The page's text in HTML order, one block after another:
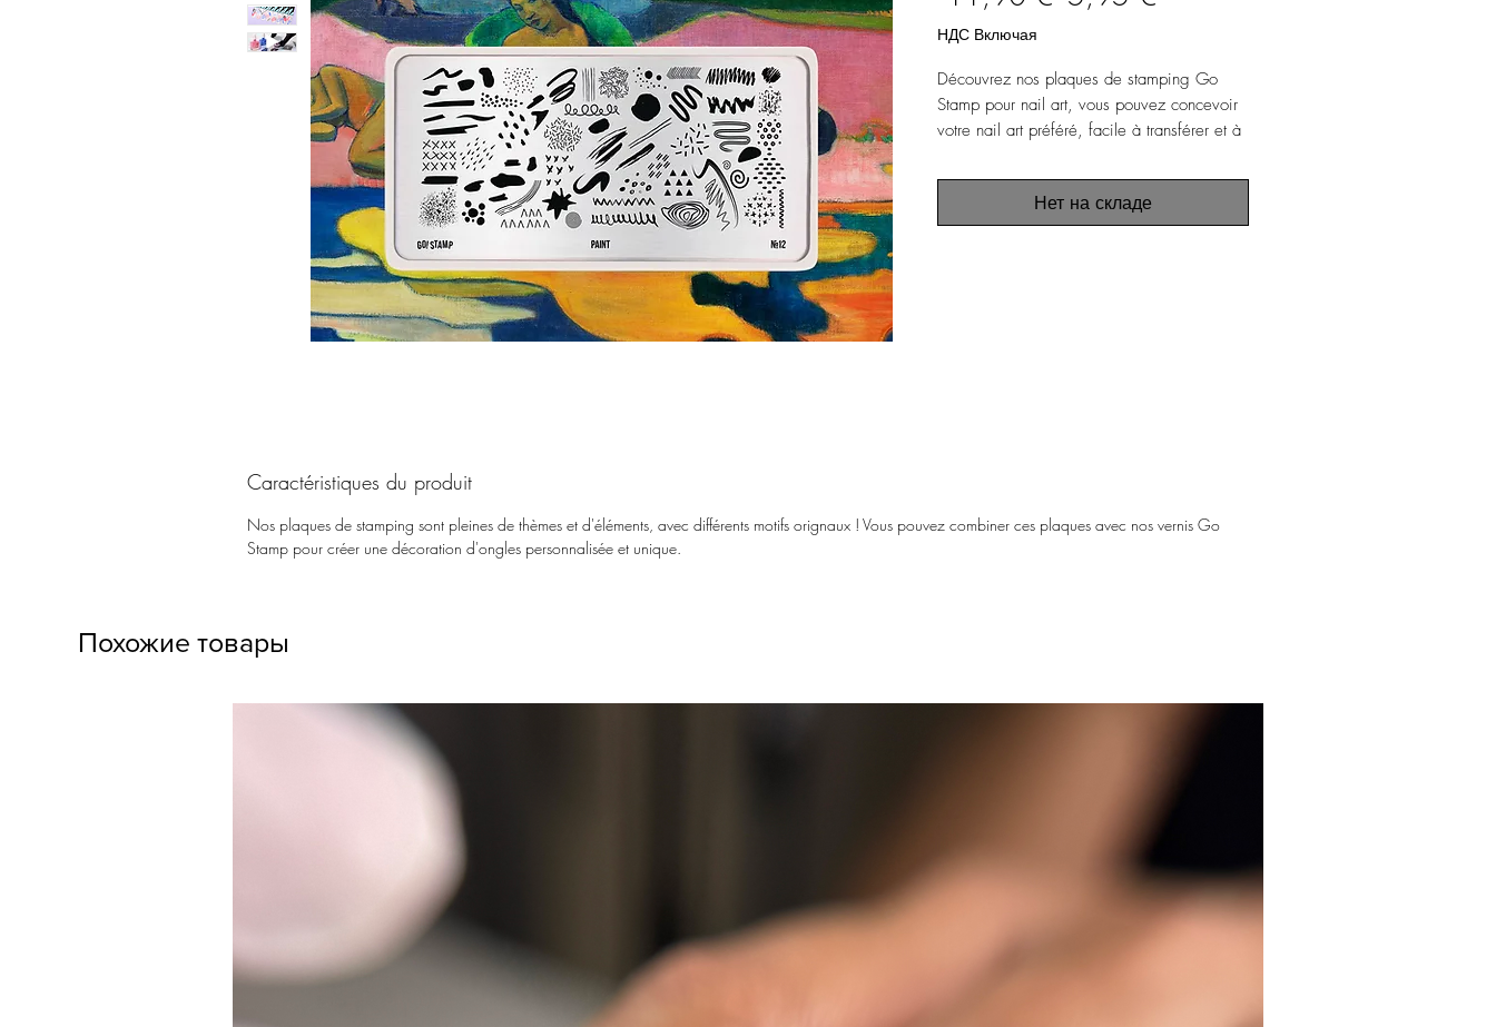
НДС Включая
Découvrez nos plaques de stamping Go
Stamp pour nail art, vous pouvez concevoir
votre nail art préféré, facile à transférer et à
Нет на складе
Caractéristiques du produit
Nos plaques de stamping sont pleines de thèmes et d'éléments, avec différents motifs orignaux ! Vous pouvez combiner ces plaques avec nos vernis Go
Stamp pour créer une décoration d'ongles personnalisée et unique.
Похожие товары